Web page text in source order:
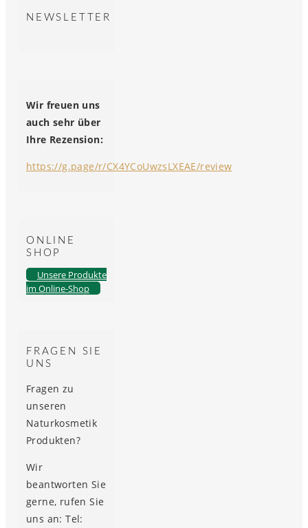
NEWSLETTER
Wir freuen uns
auch sehr über
Ihre Rezension:
https://g.page/r/CX4YCoUwzsLXEAE/review
ONLINE
SHOP
Unsere Produkte
im Online-Shop
FRAGEN SIE
UNS
Fragen zu
unseren
Naturkosmetik
Produkten?
Wir
beantworten Sie
gerne, rufen Sie
uns an: Tel: